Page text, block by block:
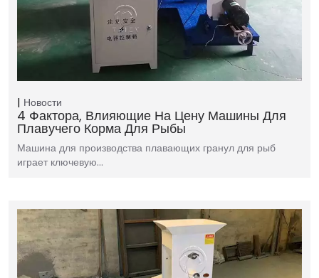
Новости
4 Фактора, Влияющие На Цену Машины Для
Плавучего Корма Для Рыбы
Машина для производства плавающих гранул для рыб
играет ключевую…